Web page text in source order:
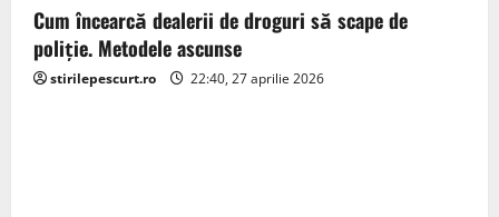
Cum încearcă dealerii de droguri să scape de
poliție. Metodele ascunse
stirilepescurt.ro 22:40, 27 aprilie 2026